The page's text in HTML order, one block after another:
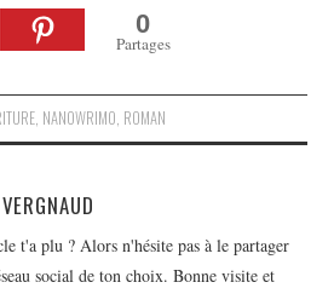
0
Partages
, NANOWRIMO ROMAN
t'a plu ? Alors n'hésite pas à le partager
social de ton choix. Bonne visite et